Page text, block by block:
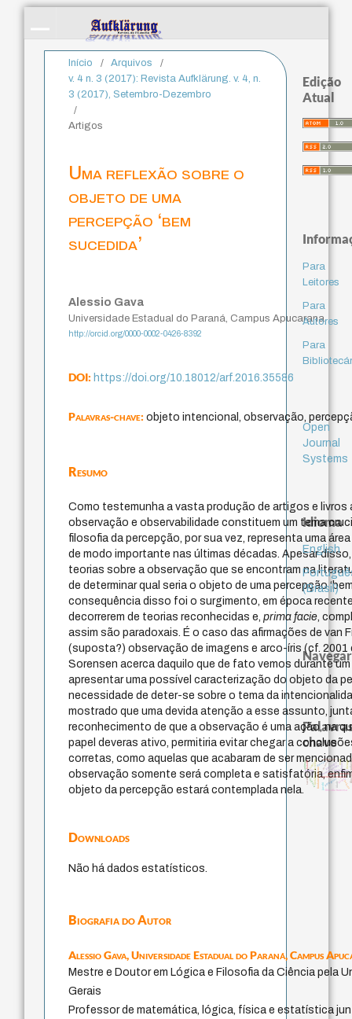
Início / Arquivos
/
v. 4 n. 3 (2017): Revista Aufklärung. v. 4, n.
3 (2017), Setembro-Dezembro
/
Artigos
Uma reflexão sobre o
objeto de uma
percepção ‘bem
sucedida’
Alessio Gava
Universidade Estadual do Paraná, Campus Apucarana
http://orcid.org/0000-0002-0426-8392
DOI:https://doi.org/10.18012/arf.2016.35586
Palavras-chave:objeto intencional, observação,
Resumo
Como testemunha a vasta produção de artigos e
observação e observabilidade constituem um tema
filosofia da percepção, por sua vez, representa uma
de modo importante nas últimas décadas. Apesar
teorias sobre a observação que se encontram na
de determinar qual seria o objeto de uma percepção
consequência disso foi o surgimento, em época
decorrerem de teorias reconhecidas e,prima facie,
assim são paradoxais. É o caso das afirmações de van
(suposta?) observação de imagens e arco-íris (cf. 2001
Sorensen acerca daquilo que de fato vemos durante
apresentar uma possível caracterização do objeto da
necessidade de deter-se sobre o tema da
mostrado que uma devida atenção a esse assunto,
reconhecimento de que a observação é uma ação, na
papel deveras ativo, permitiria evitar chegar a
corretas, como aquelas que acabaram de ser
observação somente será completa e satisfatória,
objeto da percepção estará contemplada nela.
Downloads
Não há dados estatísticos.
Biografia do Autor
Alessio Gava,Universidade Estadual do Paraná, Campus
Mestre e Doutor em Lógica e Filosofia da Ciência pela
Gerais
Professor de matemática, lógica, física e estatística
Edição
Atual
Para
Leitores
Para
Autores
Para
Open
Journal
Systems
Idioma
English
(Brasil)
Navegar
chave
fundamentalismo jacobiprotágoras
experiência temporal
metafísica do tempo género
intolerância
homem-medida
j.c.m. neto
palavra
perdón
leyes
violencia
guayaquil
logos
pedagogia
lei arquivos mentais
filosofia francesa
desejo
sacrifício
bataille mind therapy
animais